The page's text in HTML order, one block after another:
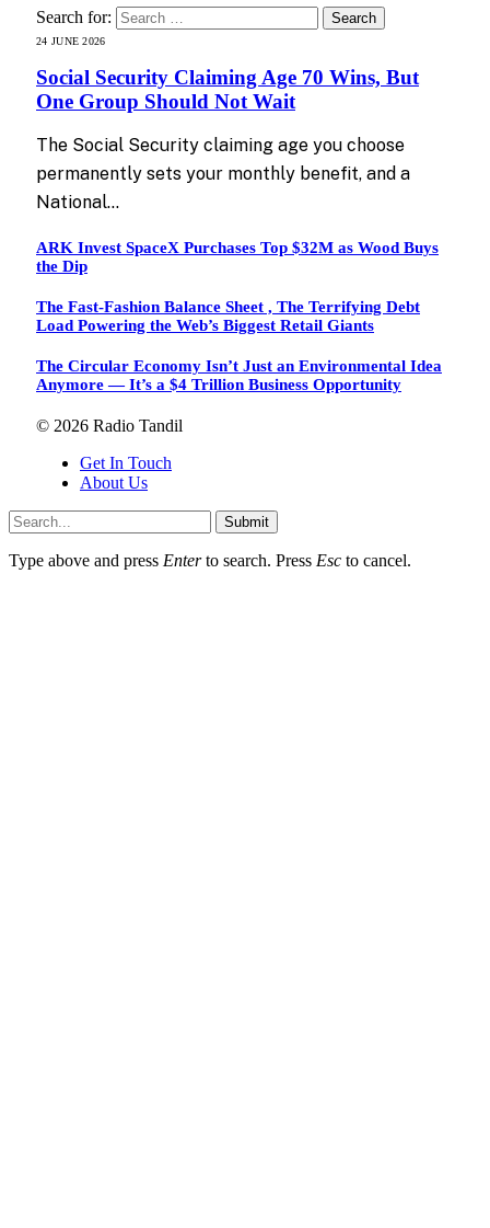
Search for:
24 JUNE 2026
Social Security Claiming Age 70 Wins, But
One Group Should Not Wait
The Social Security claiming age you choose
permanently sets your monthly benefit, and a
National…
ARK Invest SpaceX Purchases Top $32M as Wood Buys
the Dip
The Fast-Fashion Balance Sheet , The Terrifying Debt
Load Powering the Web’s Biggest Retail Giants
The Circular Economy Isn’t Just an Environmental Idea
Anymore — It’s a $4 Trillion Business Opportunity
© 2026 Radio Tandil
Get In Touch
About Us
Submit
Type above and press Enterto search. Press Esc to cancel.